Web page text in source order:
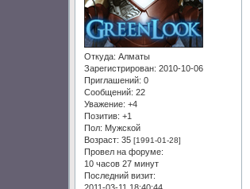
Откуда: Алматы
Зарегистрирован: 2010-10-06
Приглашений: 0
Сообщений: 22
Уважение: +4
Позитив: +1
Пол: Мужской
Возраст: 35[1991-01-28]
Провел на форуме:
10 часов 27 минут
Последний визит: